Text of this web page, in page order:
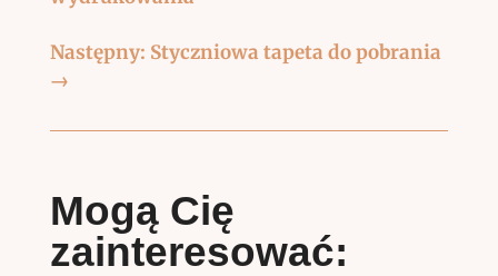
Następny: Styczniowa tapeta do pobrania
→
Mogą Cię
zainteresować: